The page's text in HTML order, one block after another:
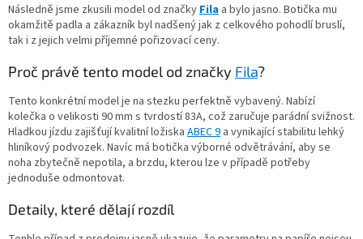
Následně jsme zkusili model od značky Fila a bylo jasno. Botička mu
okamžitě padla a zákazník byl nadšený jak z celkového pohodlí bruslí,
tak i z jejich velmi příjemné pořizovací ceny.
Proč právě tento model od značky Fila?
Tento konkrétní model je na stezku perfektně vybavený. Nabízí
kolečka o velikosti 90 mm s tvrdostí 83A, což zaručuje parádní svižnost.
Hladkou jízdu zajišťují kvalitní ložiska ABEC 9 a vynikající stabilitu lehký
hliníkový podvozek. Navíc má botička výborné odvětrávání, aby se
noha zbytečně nepotila, a brzdu, kterou lze v případě potřeby
jednoduše odmontovat.
Detaily, které dělají rozdíl